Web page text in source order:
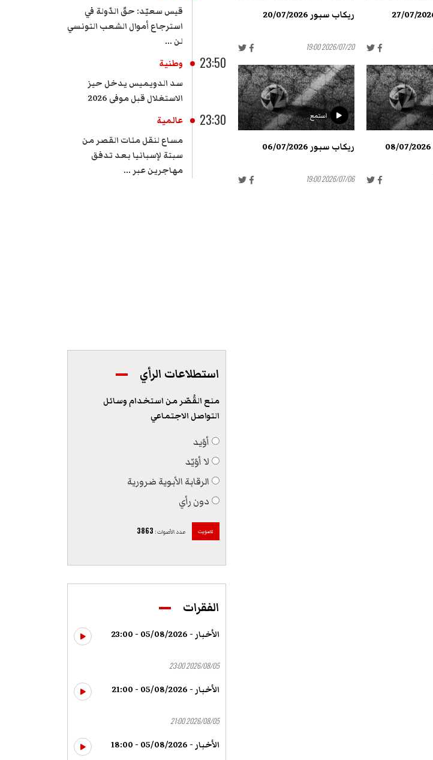
ريكاب سبور 20/07/2026
2026/07/20 19:00
استمع
ريكاب سبور 06/07/2026
2026/07/06 19:00
قيس سعيّد: حقّ الدّولة في
استرجاع أموال الشعب التونسي
لن ...
23:50
وطنية
سد الدويميس يدخل حيز
الاستغلال قبل موفى 2026
23:30
عالمية
مساع لنقل مئات القصر من
سبتة لإسبانيا بعد تدفق
مهاجرين عبر ...
استطلاعات الرأي
منع القُصّر من استخدام وسائل
التواصل الاجتماعي
أؤيد
لا أؤيّد
الرقابة الأبوية ضرورية
دون رأي
تصويت عدد الأصوات:
3863
الفقرات
الأخبار - 05/08/2026 - 23:00
2026/08/05 23:00
الأخبار - 05/08/2026 - 21:00
2026/08/05 21:00
الأخبار - 05/08/2026 - 18:00